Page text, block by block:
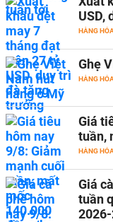
USD,
HÀNG
Ghẹ
HÀNG
Giá
tuần,
HÀNG
Giá
tuần